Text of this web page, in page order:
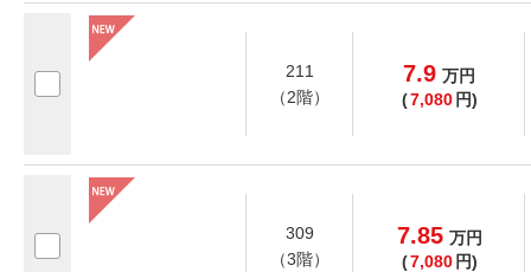
211
（2階）
7.9 万円
(7,080 円)
309
（3階）
7.85 万円
(7,080 円)